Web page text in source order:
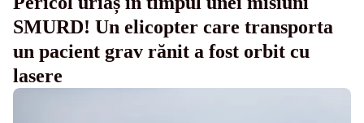
SMURD! Un elicopter care transporta
un pacient grav rănit a fost orbit cu
lasere